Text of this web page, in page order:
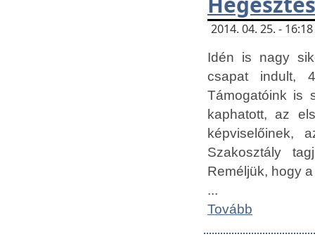
2014. 04. 25. -
Idén is nagy
csapat indult,
Támogatóink is
kaphatott, az
képviselőinek,
Szakosztály
Reméljük, hogy
...
Tovább